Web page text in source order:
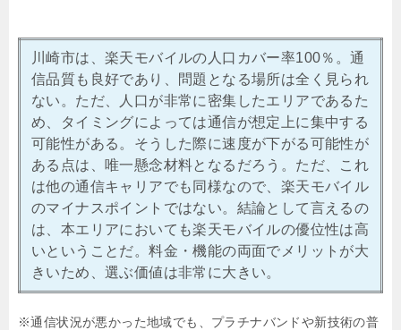
川崎市は、楽天モバイルの人口カバー率100％。通
信品質も良好であり、問題となる場所は全く見られ
ない。ただ、人口が非常に密集したエリアであるた
め、タイミングによっては通信が想定上に集中する
可能性がある。そうした際に速度が下がる可能性が
ある点は、唯一懸念材料となるだろう。ただ、これ
は他の通信キャリアでも同様なので、楽天モバイル
のマイナスポイントではない。結論として言えるの
は、本エリアにおいても楽天モバイルの優位性は高
いということだ。料金・機能の両面でメリットが大
きいため、選ぶ価値は非常に大きい。
※通信状況が悪かった地域でも、プラチナバンドや新技術の普